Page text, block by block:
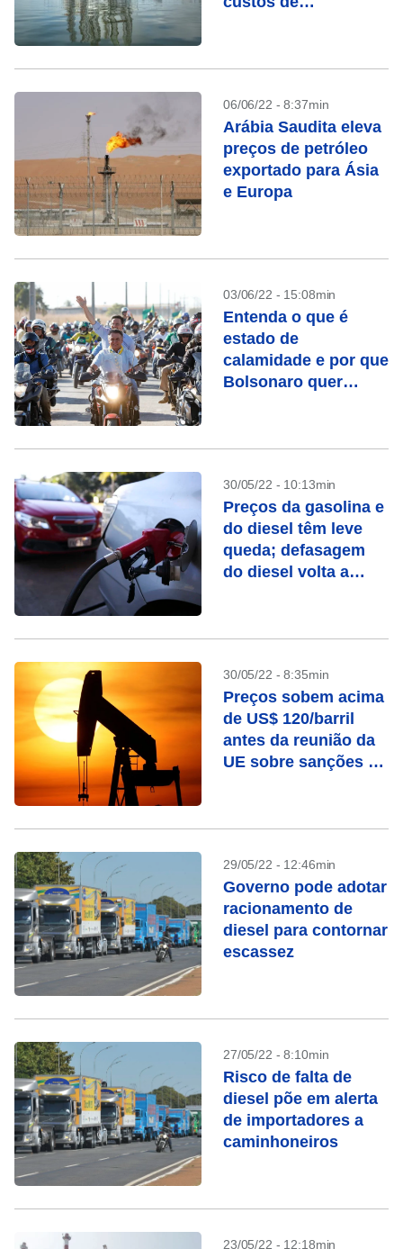
06/06/22 - 8:37min
Arábia Saudita eleva
preços de petróleo
exportado para Ásia
e Europa
03/06/22 - 15:08min
Entenda o que é
estado de
calamidade e por que
Bolsonaro quer
30/05/22 - 10:13min
Preços da gasolina e
do diesel têm leve
queda; defasagem
do diesel volta a
30/05/22 - 8:35min
Preços sobem acima
de US$ 120/barril
antes da reunião da
UE sobre sanções à
29/05/22 - 12:46min
Governo pode adotar
racionamento de
diesel para contornar
escassez
27/05/22 - 8:10min
Risco de falta de
diesel põe em alerta
de importadores a
caminhoneiros
23/05/22 - 12:18min